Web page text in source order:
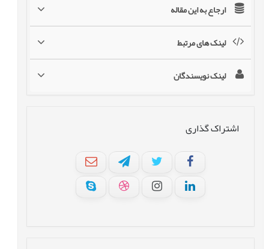
ارجاع به این مقاله
لینک های مرتبط
لینک نویسندگان
اشتراک گذاری